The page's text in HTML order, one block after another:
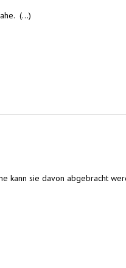
(...)
kann sie davon abgebracht